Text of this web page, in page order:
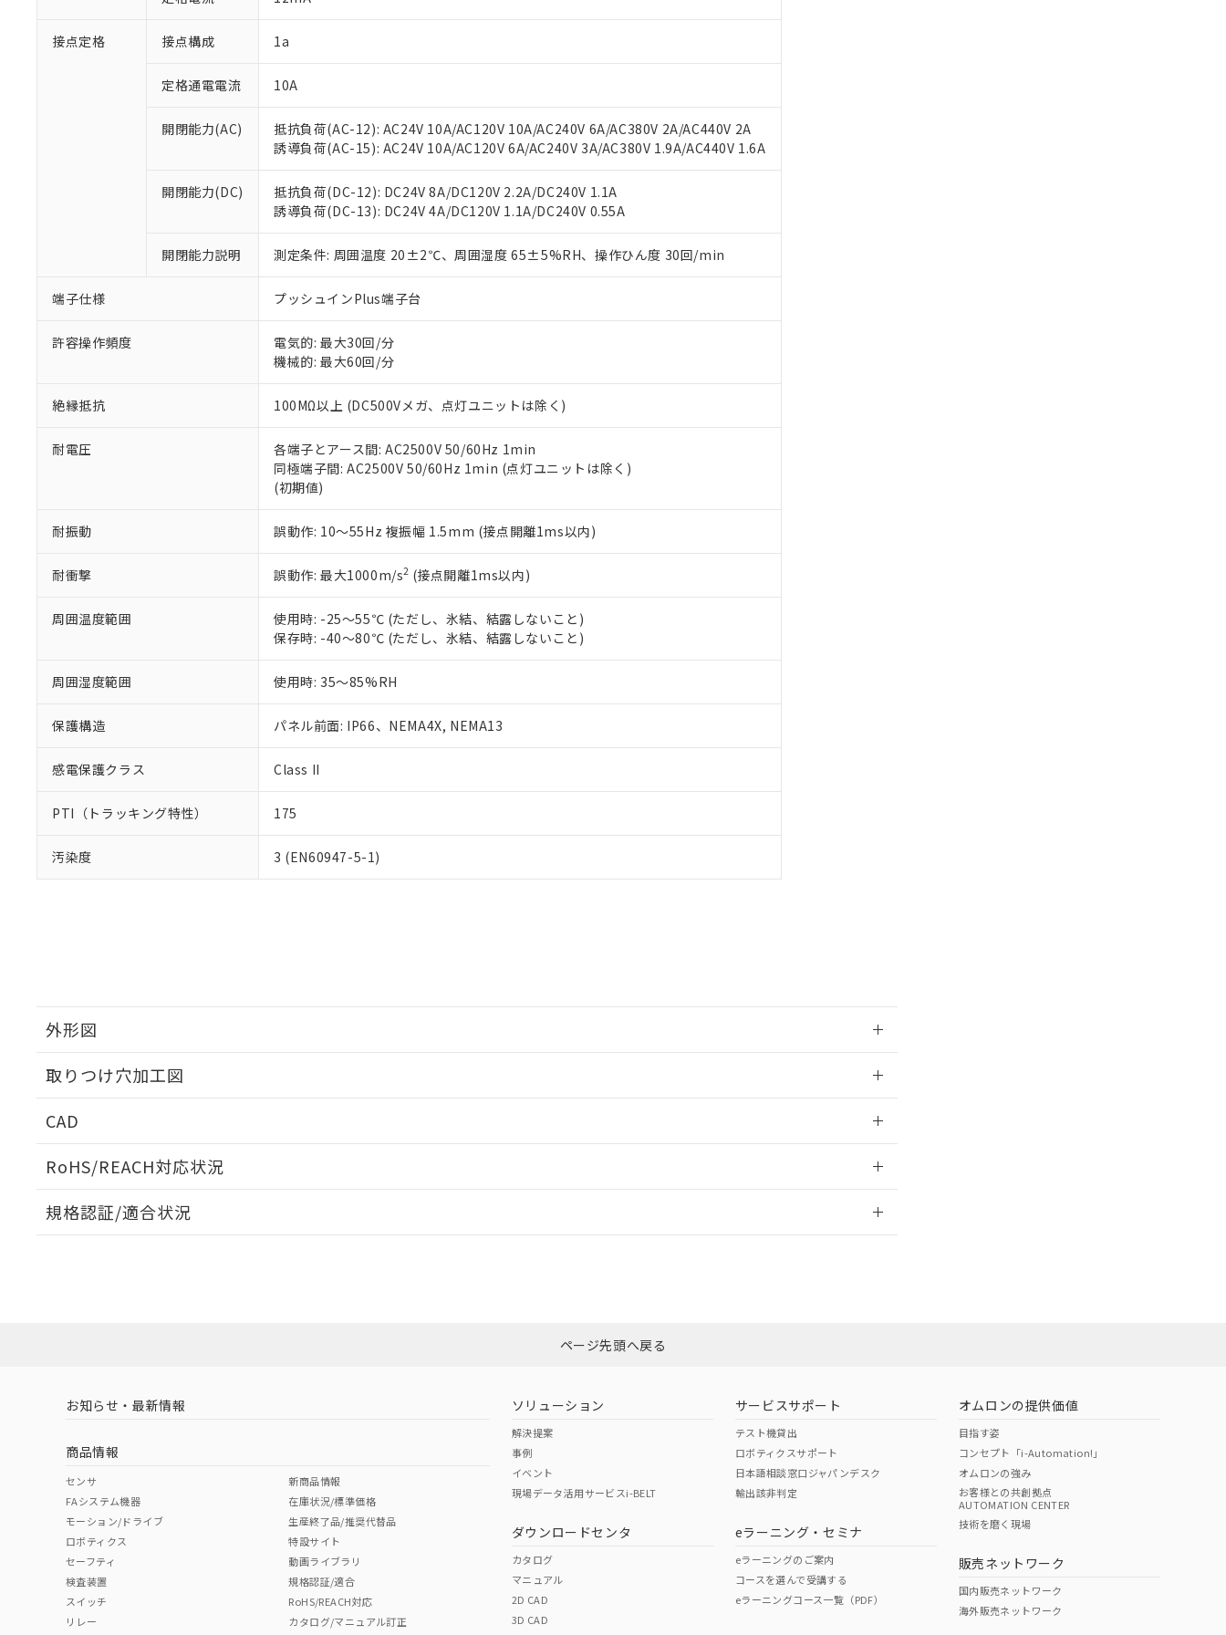
接点定格 接点構成 1a
定格通電電流 10A
開閉能力(AC)
抵抗負荷(AC-12): AC24V 10A/AC120V 10A/AC240V 6A/AC380V 2A/AC440V 2A
誘導負荷(AC-15): AC24V 10A/AC120V 6A/AC240V 3A/AC380V 1.9A/AC440V 1.6A
開閉能力(DC)
抵抗負荷(DC-12): DC24V 8A/DC120V 2.2A/DC240V 1.1A
誘導負荷(DC-13): DC24V 4A/DC120V 1.1A/DC240V 0.55A
開閉能力説明 測定条件: 周囲温度 20±2℃、周囲湿度 65±5%RH、操作ひん度 30回/min
端子仕様 プッシュインPlus端子台
許容操作頻度
電気的: 最大30回/分
機械的: 最大60回/分
絶縁抵抗 100MΩ以上 (DC500Vメガ、点灯ユニットは除く)
耐電圧
各端子とアース間: AC2500V 50/60Hz 1min
同極端子間: AC2500V 50/60Hz 1min (点灯ユニットは除く)
(初期値)
耐振動 誤動作: 10～55Hz 複振幅 1.5mm (接点開離1ms以内)
耐衝撃 誤動作: 最大1000m/s2 (接点開離1ms以内)
周囲温度範囲
使用時: -25～55℃ (ただし、氷結、結露しないこと)
保存時: -40～80℃ (ただし、氷結、結露しないこと)
周囲湿度範囲 使用時: 35～85%RH
保護構造 パネル前面: IP66、NEMA4X, NEMA13
感電保護クラス Class II
PTI（トラッキング特性） 175
汚染度 3 (EN60947-5-1)
外形図
取りつけ穴加工図
CAD
RoHS/REACH対応状況
EU RoHS 注意事項・凡例
ダウンロードはこちら
中国 RoHS 注意事項・凡例
中国 RoHS表
Pb Hg Cr(VI)
O O
規格認証/適合状況
本サービスは、当社制御機器事業取扱商品の当社在庫状況および標準価格(税抜)を提供させていただ
当社制御機器事業取扱商品の中には、本サービスの対象外となる商品もあることをご了承ください。
い。
正式な納期状況および標準価格はお客様のお取引先、またはお客様担当のオムロン制御機器販売店・
当社販売員にご相談ください。
在庫状況および標準価格結果を当社の事前の承諾なく第三者に漏洩または開示しないようお願いしま
す。
マイパーツ機能（部品リスト作成サービス）をご利用いただくには、I-Webメンバーズにご登録され
ている必要があります。
お客様が当ウェブサイト上で当社にご登録された部品リストについて、当社および当社の共同利用者
が、当社の製品・サービスに関するお客様との取引・商談に必要な範囲で利用することをご了承くだ
いる法人を指します。
*EU RoHS指令（10物質）：
フタル酸ビス(2-エチルヘキシル) (DEHP)(別名：DOP) 1000ppm以下、フタル酸ブチルベンジル（BBP） 1000ppm以下、フタル酸ジブチ
ル（DBP） 1000ppm以下、フタル酸ジイソブチル (DIBP) 1000ppm以下
但し、RoHS指令で産業用監視および制御機器に対する適用除外項目は除く。
フタル酸エステル類の４物質については閾値を超える意図的な使用がないことを確認しています。
※2 対応予定月
部品在庫の切り替え状況などにより、予定月が前後することがあります。
※3 非含有証明書ダウンロード
EU RoHS指令（10物質）の非含有証明書
51物質の非含有証明書（当社基準）
※本証明書は発行日時点で非含有を証明するもので、過去に遡って非含有を証明するものではありません。
また、RoHS指令のフタル酸エステル類４物質の対応では、対応完了までの期間は出荷製品に未対応品が
混在することから備考欄に対応日を記載しておりました。
既に当社にて対応品への在庫切替を完了していることから、特段のことがない限り、2022年1月12日よ
り割愛しております。
「×」：最大均質材料含有率が中国RoHSの基準値を超えていることを示します。
Pb(鉛) :1000ppm、 Hg(水銀) : 1000ppm、 Cd(カドミウム) : 100ppm、
DEHP(フタル酸ビス(2-エチルヘキシル)) : 1000ppm
※2 環境保護使用期限
「ｅ」：有害物質（10物質）のすべてが基準値以下であることを示します。
味します。
「－」：未確認です。当社販売部門へお問い合わせください。
当社は、これら貴社製品のうち、外国為替および外国貿易法に定める商品（以下｢規制貨物等」とい
などの必要な手続きをとります。
ます。
当社は貴社製品を、核兵器、ミサイル、化学兵器、生物兵器またはその他武器並びにこれらの製造装
置等に一切使用いたしません。
当社は、貴社製品を第三者に販売する場合は、上記1、2および3の内容を当該第三者に通知します。
たしません。
△ 一定数には満たないが在庫あり
－
在庫なし(最新の在庫状況については、お客様のお取引先、またはお客様担当のオムロン制御
機器販売店・当社販売員にご確認ください)
空
受注生産機種、また在庫状況の情報を公開していない機種
ページ先頭へ戻る
お知らせ・最新情報
商品情報
センサ
FAシステム機器
モーション/ドライブ
ロボティクス
セーフティ
検査装置
スイッチ
リレー
新商品情報
在庫状況/標準価格
生産終了品/推奨代替品
特設サイト
動画ライブラリ
規格認証/適合
RoHS/REACH対応
カタログ/マニュアル訂正
ソリューション
解決提案
事例
イベント
現場データ活用サービスi-BELT
ダウンロードセンタ
カタログ
マニュアル
2D CAD
3D CAD
サービスサポート
テスト機貸出
ロボティクスサポート
日本語相談窓口ジャパンデスク
輸出該非判定
eラーニング・セミナ
eラーニングのご案内
コースを選んで受講する
eラーニングコース一覧（PDF）
オムロンの提供価値
目指す姿
コンセプト「i-Automation!」
オムロンの強み
お客様との共創拠点
AUTOMATION CENTER
技術を磨く現場
販売ネットワーク
国内販売ネットワーク
海外販売ネットワーク